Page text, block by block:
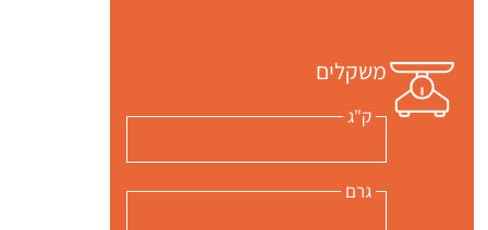
משקלים
ק"ג
גרם